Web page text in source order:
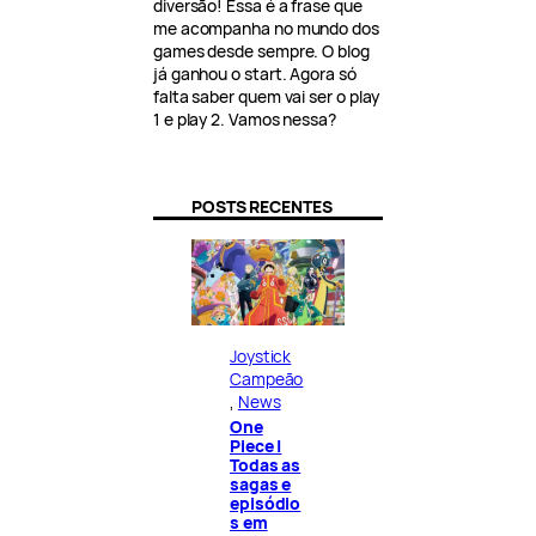
diversão! Essa é a frase que
me acompanha no mundo dos
games desde sempre. O blog
já ganhou o start. Agora só
falta saber quem vai ser o play
1 e play 2. Vamos nessa?
POSTS RECENTES
Joystick
Campeão
News
One
Piece |
Todas as
sagas e
episódio
s em